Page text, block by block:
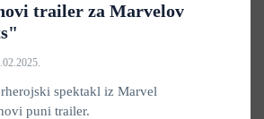
trailer za Marvelov
spektakl iz Marvel
puni trailer.